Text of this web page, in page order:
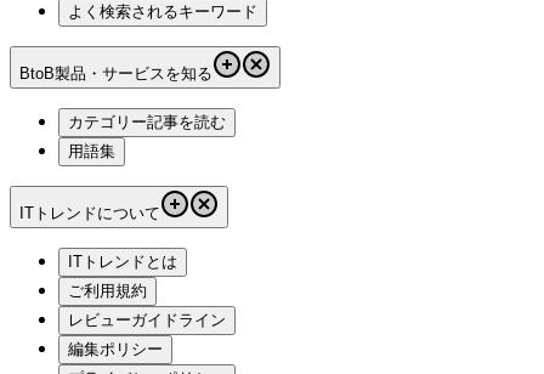
よく検索されるキーワード
BtoB製品・サービスを知る
カテゴリー記事を読む
用語集
ITトレンドについて
ITトレンドとは
ご利用規約
レビューガイドライン
編集ポリシー